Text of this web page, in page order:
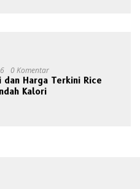
0 Komentar
dan Harga Terkini Rice
Kalori